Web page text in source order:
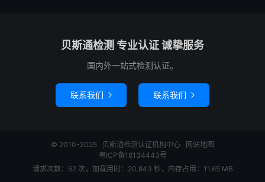
贝斯通检测 专业认证 诚挚服务
国内外一站式检测认证。
联系我们  联系我们 
© 2010-2025 贝斯通检测认证机构中心
网站地图
粤ICP备18134443号
请求次数：62 次，加载用时：20.843 秒，内存占用：11.65 MB